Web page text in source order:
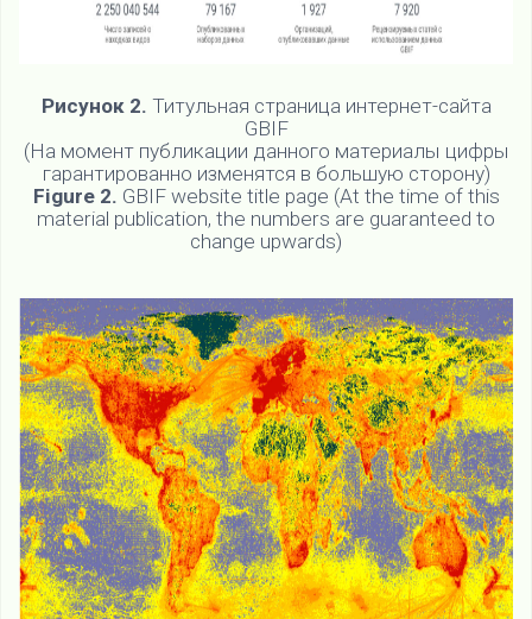
Рисунок 2. Титульная страница интернет-сайта
GBIF
(На момент публикации данного материалы цифры
гарантированно изменятся в большую сторону)
Figure 2. GBIF website title page (At the time of this
material publication, the numbers are guaranteed to
change upwards)